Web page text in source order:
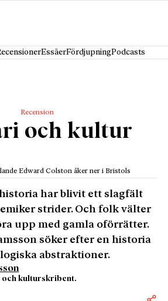
EssäerFördjupningPodcasts
Recension
och kultur
Edward Colston åker ner i Bristols
har blivit ett slagfält
strider. Och folk välter
upp med gamla oförrätter.
söker efter en historia
abstraktioner.
kulturskribent.